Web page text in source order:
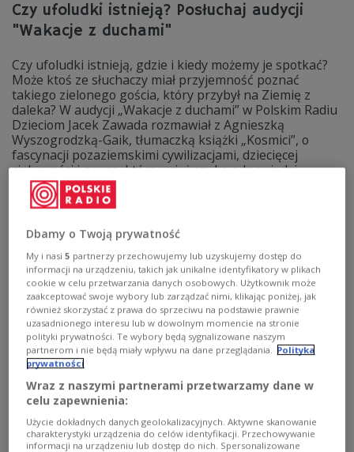
Czy ufoludki istnieją? Posłuchaj audycji
"Wakacje z duchami"
Czy ufoludki istnieją, gdzie i kiedy możemy je spotkać?
Może ktoś ze słuchaczy miał przyjemność poznać
takiego zielonego gościa, który przybył na Ziemię z
daleka? W audycji „Wakacje z duchami” w Polskim Radiu
Dzieciom Jacek Zawada rozmawiał z Agnieszką
Wyszogrodzką-Gaik, tłumaczką książki „Kosmici”, o
fascynacji pozaziemskimi cywilizacjami, dziecięcej
ciekawości i nauce, która wciąż szuka odpowiedzi.
Zobacz więcej na temat:
Jechać z dzieckiem na wakacje i przetrwać.
Nowy odcinek podcastu "Nie dajemy rady"
Na platformie podcastowej Polskiego Radia jest już
Dbamy o Twoją prywatność
My i nasi5 partnerzy przechowujemy lub uzyskujemy dostęp do
informacji na urządzeniu, takich jak unikalne identyfikatory w plikach
cookie w celu przetwarzania danych osobowych. Użytkownik może
zaakceptować swoje wybory lub zarządzać nimi, klikając poniżej, jak
również skorzystać z prawa do sprzeciwu na podstawie prawnie
uzasadnionego interesu lub w dowolnym momencie na stronie
polityki prywatności. Te wybory będą sygnalizowane naszym
partnerom i nie będą miały wpływu na dane przeglądania. Polityka
prywatności
Wraz z naszymi partnerami przetwarzamy dane w
celu zapewnienia:
Użycie dokładnych danych geolokalizacyjnych. Aktywne skanowanie
charakterystyki urządzenia do celów identyfikacji. Przechowywanie
informacji na urządzeniu lub dostęp do nich. Spersonalizowane